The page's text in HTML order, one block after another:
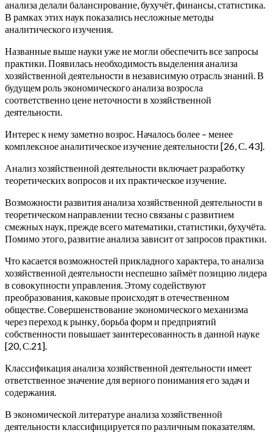
анализа делали балансирование, бухучёт, финансы, статистика.
В рамках этих наук показались несложные методы
аналитического изучения.
Названные выше науки уже не могли обеспечить все запросы
практики. Появилась необходимость выделения анализа
хозяйственной деятельности в независимую отрасль знаний. В
будущем роль экономического анализа возросла
соответственно цене неточности в хозяйственной
деятельности.
Интерес к нему заметно возрос. Началось более – менее
комплексное аналитическое изучение деятельности [26, С. 43].
Анализ хозяйственной деятельности включает разработку
теоретических вопросов и их практическое изучение.
Возможности развития анализа хозяйственной деятельности в
теоретическом направлении тесно связаны с развитием
смежных наук, прежде всего математики, статистики, бухучёта.
Помимо этого, развитие анализа зависит от запросов практики.
Что касается возможностей прикладного характера, то анализа
хозяйственной деятельности неспешно займёт позицию лидера
в совокупности управления. Этому содействуют
преобразования, каковые происходят в отечественном
обществе. Совершенствование экономического механизма
через переход к рынку, борьба форм и предприятий
собственности повышает заинтересованность в данной науке
[20, С.21].
Классификация анализа хозяйственной деятельности имеет
ответственное значение для верного понимания его задач и
содержания.
В экономической литературе анализа хозяйственной
деятельности классифицируется по различным показателям.